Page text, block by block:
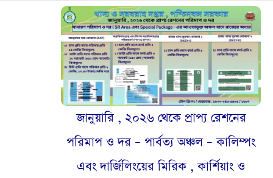
জানুয়ারি , ২০২৬ থেকে প্রাপ্য রেশনের
পরিমাপ ও দর – পার্বত্য অঞ্চল – কালিম্পং
এবং দার্জিলিংয়ের মিরিক , কার্শিয়াং ও